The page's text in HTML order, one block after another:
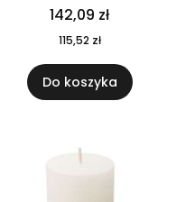
142,09 zł
115,52 zł
Do koszyka